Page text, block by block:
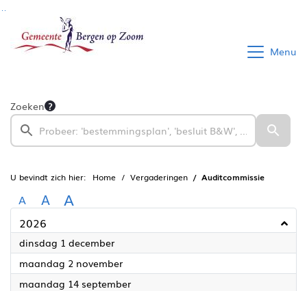
Ga naar de inhoud van deze pagina
Ga naar het zoeken
Ga naar het menu
Menu
Zoeken
U bevindt zich hier: Home Vergaderingen Auditcommissie
A A A
2026
dinsdag 1 december2026
maandag 2 november2026
maandag 14 september2026